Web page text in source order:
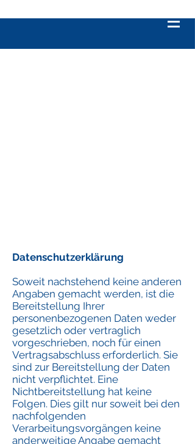
Datenschutzerklärung
Soweit nachstehend keine anderen
Angaben gemacht werden, ist die
Bereitstellung Ihrer
personenbezogenen Daten weder
gesetzlich oder vertraglich
vorgeschrieben, noch für einen
Vertragsabschluss erforderlich. Sie
sind zur Bereitstellung der Daten
nicht verpflichtet. Eine
Nichtbereitstellung hat keine
Folgen. Dies gilt nur soweit bei den
nachfolgenden
Verarbeitungsvorgängen keine
anderweitige Angabe gemacht